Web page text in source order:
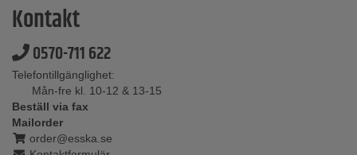
Kontakt
0570-711 622
Telefontillgänglighet:
Mån-fre kl. 10-12 & 13-15
Beställ via fax
Mailorder
order@esska.se